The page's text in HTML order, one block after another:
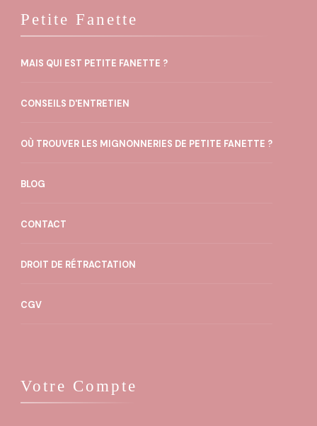
Petite Fanette
MAIS QUI EST PETITE FANETTE ?
CONSEILS D'ENTRETIEN
OÙ TROUVER LES MIGNONNERIES DE PETITE FANETTE ?
BLOG
CONTACT
DROIT DE RÉTRACTATION
CGV
Votre Compte